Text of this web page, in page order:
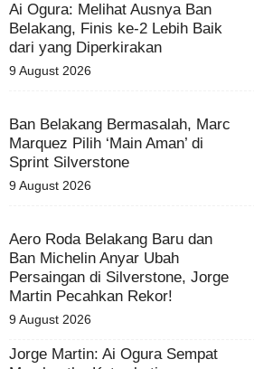
Ai Ogura: Melihat Ausnya Ban
Belakang, Finis ke-2 Lebih Baik
dari yang Diperkirakan
9 August 2026
Ban Belakang Bermasalah, Marc
Marquez Pilih ‘Main Aman’ di
Sprint Silverstone
9 August 2026
Aero Roda Belakang Baru dan
Ban Michelin Anyar Ubah
Persaingan di Silverstone, Jorge
Martin Pecahkan Rekor!
9 August 2026
Jorge Martin: Ai Ogura Sempat